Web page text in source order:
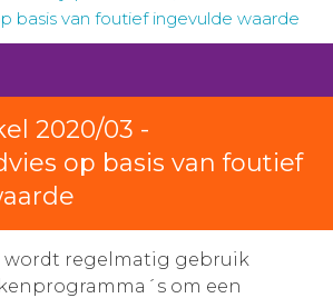
basis van foutief ingevulde waarde
2020/03 -
op basis van foutief
wordt regelmatig gebruik
om een